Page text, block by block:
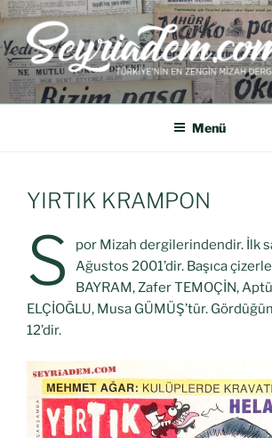
SEYRIADEM
Türkiye'nin En Zengin Mizah Dergisi Arşividir.
Menü
YIRTIK KRAMPON
S
por Mizah dergilerindendir. İlk
Ağustos 2001’dir. Başıca
BAYRAM, Zafer TEMOÇİN,
ELÇİOĞLU, Musa GÜMÜŞ’tür.
12’dir.